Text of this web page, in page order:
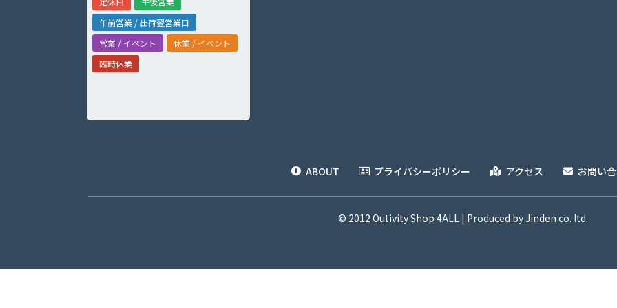
午前営業 / 出荷翌営業日
営業 / イベント
休業 / イベント
臨時休業
ABOUT プライバシーポリシー アクセス お問い
© 2012 Outivity Shop 4ALL | Produced by Jinden co. ltd.